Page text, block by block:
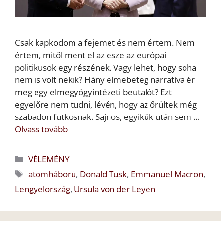
Csak kapkodom a fejemet és nem értem. Nem
értem, mitől ment el az esze az európai
politikusok egy részének. Vagy lehet, hogy soha
nem is volt nekik? Hány elmebeteg narratíva ér
meg egy elmegyógyintézeti beutalót? Ezt
egyelőre nem tudni, lévén, hogy az őrültek még
szabadon futkosnak. Sajnos, egyikük után sem …
Olvass tovább
Kategória
VÉLEMÉNY
Címkék
atomháború, Donald Tusk, Emmanuel Macron,
Lengyelország, Ursula von der Leyen